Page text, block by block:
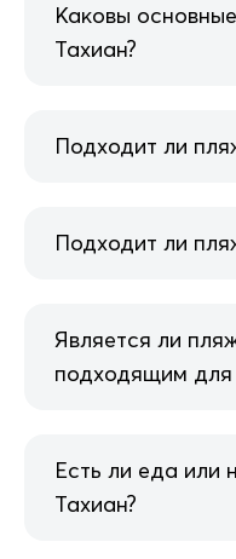
Каковы
Тахиан?
Подходит ли
Подходит ли
Является ли
подходящим для
Есть ли еда или
Тахиан?